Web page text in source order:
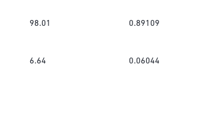
98.01 0.89109
6.64 0.06044